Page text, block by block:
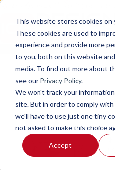
This website stores cookies on
These cookies are used to
experience and provide more
to you, both on this website
media. To find out more about
see our Privacy Policy.
We won't track your
site. But in order to comply
we'll have to use just one tiny
not asked to make this choice
Accept